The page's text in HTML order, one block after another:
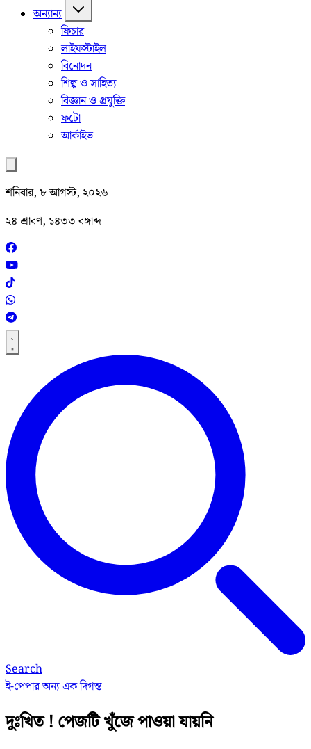
অন্যান্য
ফিচার
লাইফস্টাইল
বিনোদন
শিল্প ও সাহিত্য
বিজ্ঞান ও প্রযুক্তি
ফটো
আর্কাইভ
শনিবার, ৮ আগস্ট, ২০২৬
২৪ শ্রাবণ, ১৪৩৩ বঙ্গাব্দ
Search
ই-পেপারঅন্য এক দিগন্ত
দুঃখিত ! পেজটি খুঁজে পাওয়া যায়নি